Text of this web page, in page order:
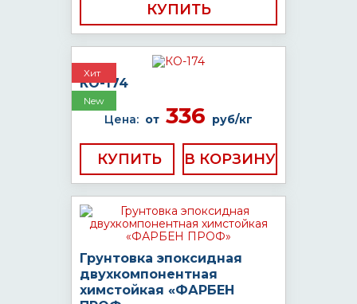
КУПИТЬ
Хит
New
КО-174
Цена: от 336 руб/кг
КУПИТЬ
Грунтовка эпоксидная
двухкомпонентная
химстойкая «ФАРБЕН